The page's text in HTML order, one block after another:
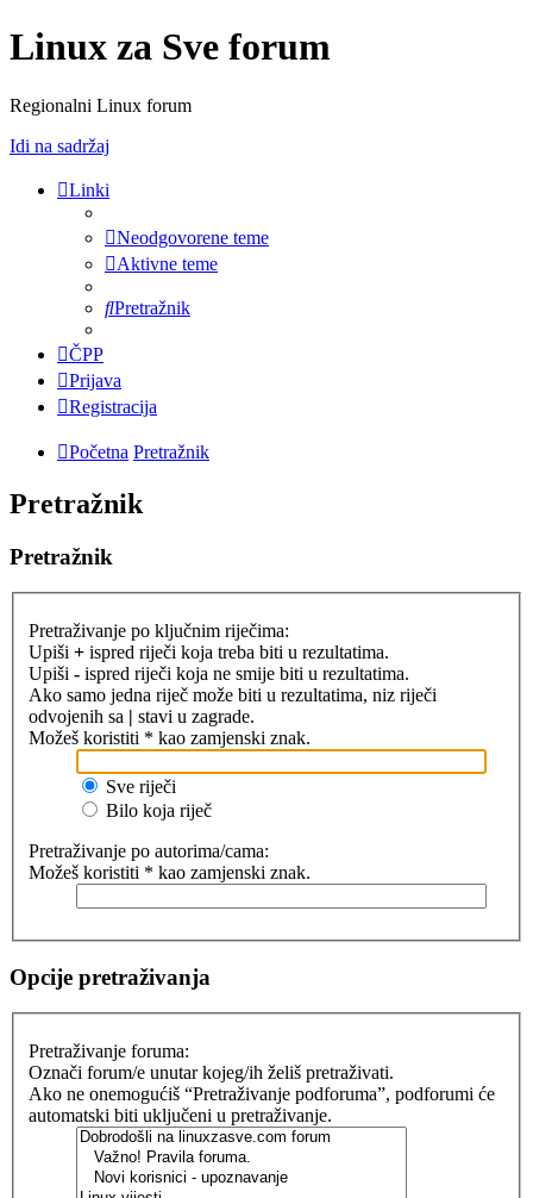
Linux za Sve forum
Regionalni Linux forum
Idi na sadržaj
Linki
Neodgovorene teme
Aktivne teme
Pretražnik
ČPP
Prijava
Registracija
Početna Pretražnik
Pretražnik
Pretražnik
Pretraživanje po ključnim riječima:
Upiši + ispred riječi koja treba biti u rezultatima.
Upiši - ispred riječi koja ne smije biti u rezultatima.
Ako samo jedna riječ može biti u rezultatima, niz riječi
odvojenih sa | stavi u zagrade.
Možeš koristiti * kao zamjenski znak.
Sve riječi
Bilo koja riječ
Pretraživanje po autorima/cama:
Možeš koristiti * kao zamjenski znak.
Opcije pretraživanja
Pretraživanje foruma:
Označi forum/e unutar kojeg/ih želiš pretraživati.
Ako ne onemogućiš “Pretraživanje podforuma”, podforumi će
automatski biti uključeni u pretraživanje.